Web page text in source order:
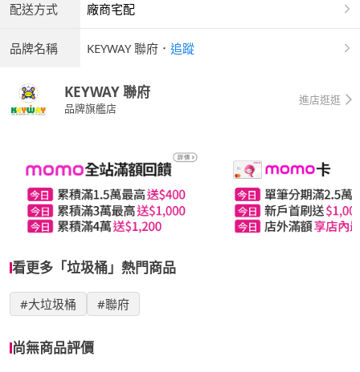
配送方式 廠商宅配
品牌名稱 KEYWAY 聯府 ． 追蹤
KEYWAY 聯府
品牌旗艦店
進店逛逛
看更多「垃圾桶」熱門商品
#大垃圾桶 #聯府
尚無商品評價